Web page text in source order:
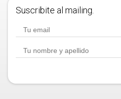
Suscribite al mailing.